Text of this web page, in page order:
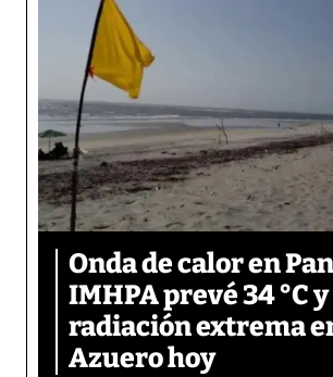
Onda de calor en
IMHPA prevé 34 °C y
radiación extrema
Azuero hoy